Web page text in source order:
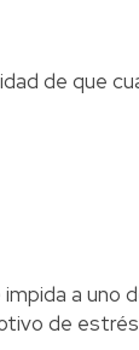
de que
a uno
de